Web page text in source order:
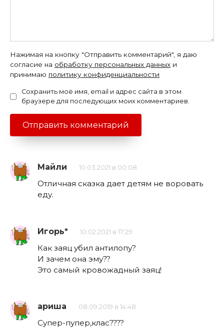
Нажимая на кнопку "Отправить комментарий", я даю
согласие на обработку персональных данных и
принимаю политику конфиденциальности
Сохранить моё имя, email и адрес сайта в этом
браузере для последующих моих комментариев.
Майли 10.03.2021 в 00:08
Отличная сказка дает детям не воровать
еду.
Игорь* 10.02.2021 в 17:29
Как заяц убил антилопу?
И зачем она эму??
Это самый кровожадный заяц!
ариша 08.09.2019 в 14:48
Супер-пупер,клас????